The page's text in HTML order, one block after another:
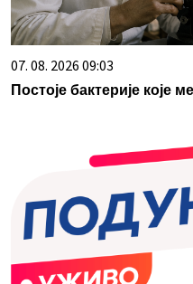
07. 08. 2026 09:03
Постоје бактерије које